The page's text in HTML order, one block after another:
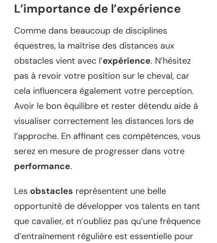
L’importance de l’expérience
Comme dans beaucoup de disciplines
équestres, la maîtrise des distances aux
obstacles vient avec l’expérience. N’hésitez
pas à revoir votre position sur le cheval, car
cela influencera également votre perception.
Avoir le bon équilibre et rester détendu aide à
visualiser correctement les distances lors de
l’approche. En affinant ces compétences, vous
serez en mesure de progresser dans votre
performance.
Les obstacles représentent une belle
opportunité de développer vos talents en tant
que cavalier, et n’oubliez pas qu’une fréquence
d’entraînement régulière est essentielle pour